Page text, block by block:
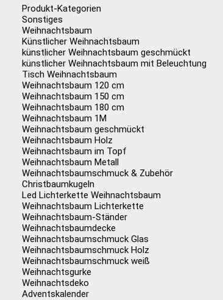
Produkt-Kategorien
Sonstiges
Weihnachtsbaum
Künstlicher Weihnachtsbaum
künstlicher Weihnachtsbaum geschmückt
künstlicher Weihnachtsbaum mit Beleuchtung
Tisch Weihnachtsbaum
Weihnachtsbaum 120 cm
Weihnachtsbaum 150 cm
Weihnachtsbaum 180 cm
Weihnachtsbaum 1M
Weihnachtsbaum geschmückt
Weihnachtsbaum Holz
Weihnachtsbaum im Topf
Weihnachtsbaum Metall
Weihnachtsbaumschmuck & Zubehör
Christbaumkugeln
Led Lichterkette Weihnachtsbaum
Weihnachtsbaum Lichterkette
Weihnachtsbaum-Ständer
Weihnachtsbaumdecke
Weihnachtsbaumschmuck Glas
Weihnachtsbaumschmuck Holz
Weihnachtsbaumschmuck weiß
Weihnachtsgurke
Weihnachtsdeko
Adventskalender